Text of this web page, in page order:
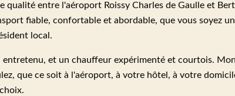
entre l'aéroport Roissy Charles de Gaulle et
fiable, confortable et abordable, que vous soyez
local.
et un chauffeur expérimenté et courtois.
que ce soit à l'aéroport, à votre hôtel, à votre